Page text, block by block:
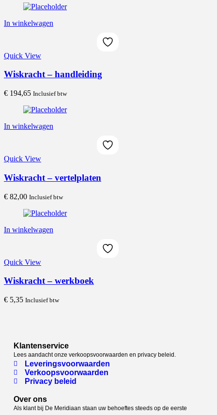
Product Categories
Product Tags
In winkelwagen
Quick View
Wiskracht – handleiding
€ 194,65 Inclusief btw
In winkelwagen
Quick View
Wiskracht – vertelplaten
€ 82,00 Inclusief btw
In winkelwagen
Quick View
Wiskracht – werkboek
€ 5,35 Inclusief btw
Klantenservice
Lees aandacht onze verkoopsvoorwaarden en privacy beleid.
Leveringsvoorwaarden
Verkoopsvoorwaarden
Privacy beleid
Over ons
Als klant bij De Meridiaan staan uw behoeftes steeds op de eerste